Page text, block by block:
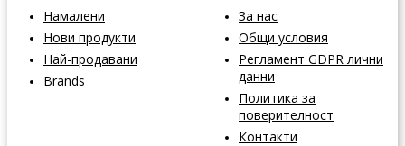
Намалени
Нови продукти
Най-продавани
Brands
За нас
Общи условия
Регламент GDPR лични
данни
Политика за
поверителност
Контакти